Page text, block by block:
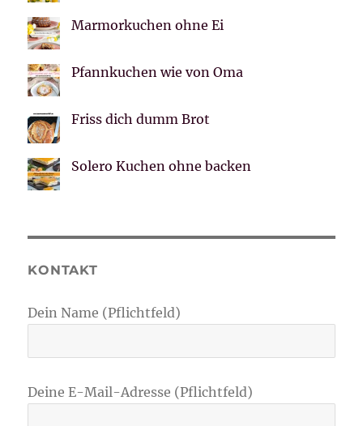
Marmorkuchen ohne Ei
Pfannkuchen wie von Oma
Friss dich dumm Brot
Solero Kuchen ohne backen
KONTAKT
Dein Name (Pflichtfeld)
Deine E-Mail-Adresse (Pflichtfeld)